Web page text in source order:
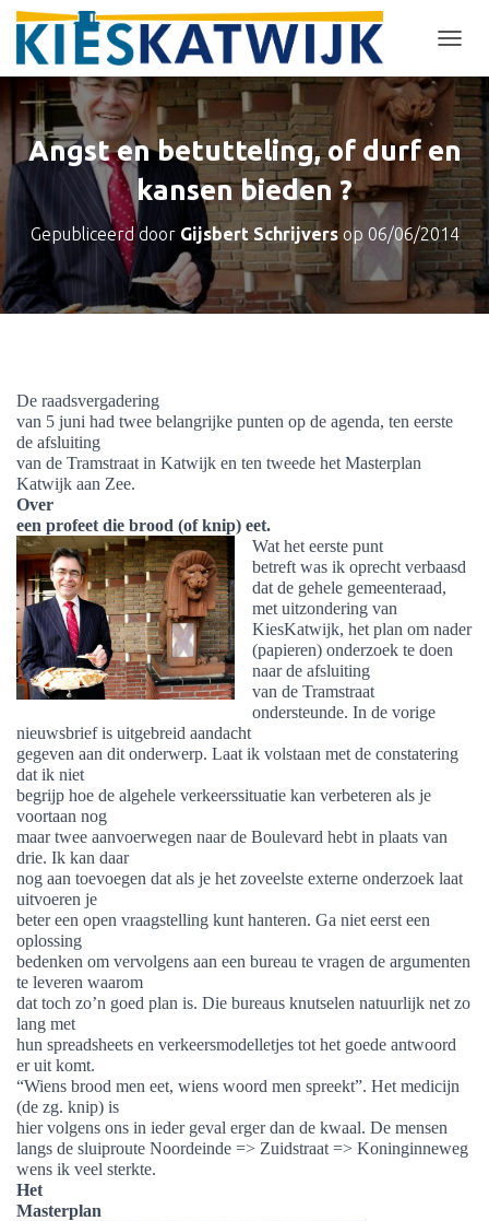
O
G
G
L
E
N
A
V
I
G
A
Angst en betutteling, of durf en
kansen bieden ?
Gepubliceerd door Gijsbert Schrijversop 06/06/2014
De raadsvergadering
van 5 juni had twee belangrijke punten op de agenda, ten eerste
de afsluiting
van de Tramstraat in Katwijk en ten tweede het Masterplan
Katwijk aan Zee.
Over
een profeet die brood (of knip) eet.
Wat het eerste punt
betreft was ik oprecht verbaasd
dat de gehele gemeenteraad,
met uitzondering van
KiesKatwijk, het plan om nader
(papieren) onderzoek te doen
naar de afsluiting
van de Tramstraat
ondersteunde. In de vorige
nieuwsbrief is uitgebreid aandacht
gegeven aan dit onderwerp. Laat ik volstaan met de constatering
dat ik niet
begrijp hoe de algehele verkeerssituatie kan verbeteren als je
voortaan nog
maar twee aanvoerwegen naar de Boulevard hebt in plaats van
drie. Ik kan daar
nog aan toevoegen dat als je het zoveelste externe onderzoek laat
uitvoeren je
beter een open vraagstelling kunt hanteren. Ga niet eerst een
oplossing
bedenken om vervolgens aan een bureau te vragen de argumenten
te leveren waarom
dat toch zo’n goed plan is. Die bureaus knutselen natuurlijk net zo
lang met
hun spreadsheets en verkeersmodelletjes tot het goede antwoord
er uit komt.
“Wiens brood men eet, wiens woord men spreekt”. Het medicijn
(de zg. knip) is
hier volgens ons in ieder geval erger dan de kwaal. De mensen
langs de sluiproute Noordeinde => Zuidstraat => Koninginneweg
wens ik veel sterkte.
Het
Masterplan